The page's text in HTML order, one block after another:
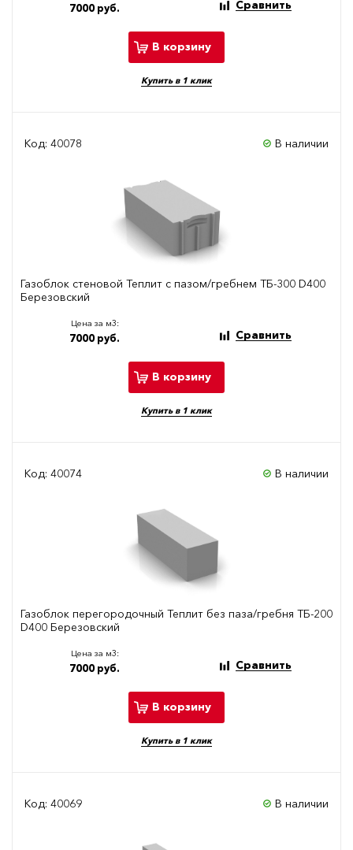
7000 руб. Сравнить
В корзину
Купить в 1 клик
Код: 40078 В наличии
Газоблок стеновой Теплит с пазом/гребнем ТБ-300 D400
Березовский
Цена за м3:
7000 руб. Сравнить
В корзину
Купить в 1 клик
Код: 40074 В наличии
Газоблок перегородочный Теплит без паза/гребня ТБ-200
D400 Березовский
Цена за м3:
7000 руб. Сравнить
В корзину
Купить в 1 клик
Код: 40069 В наличии